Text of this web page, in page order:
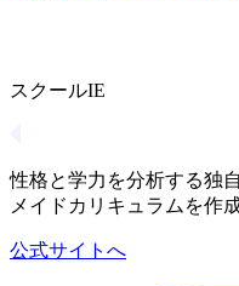
スクールIE
性格と学力を分析する独
メイドカリキュラムを作
公式サイトへ